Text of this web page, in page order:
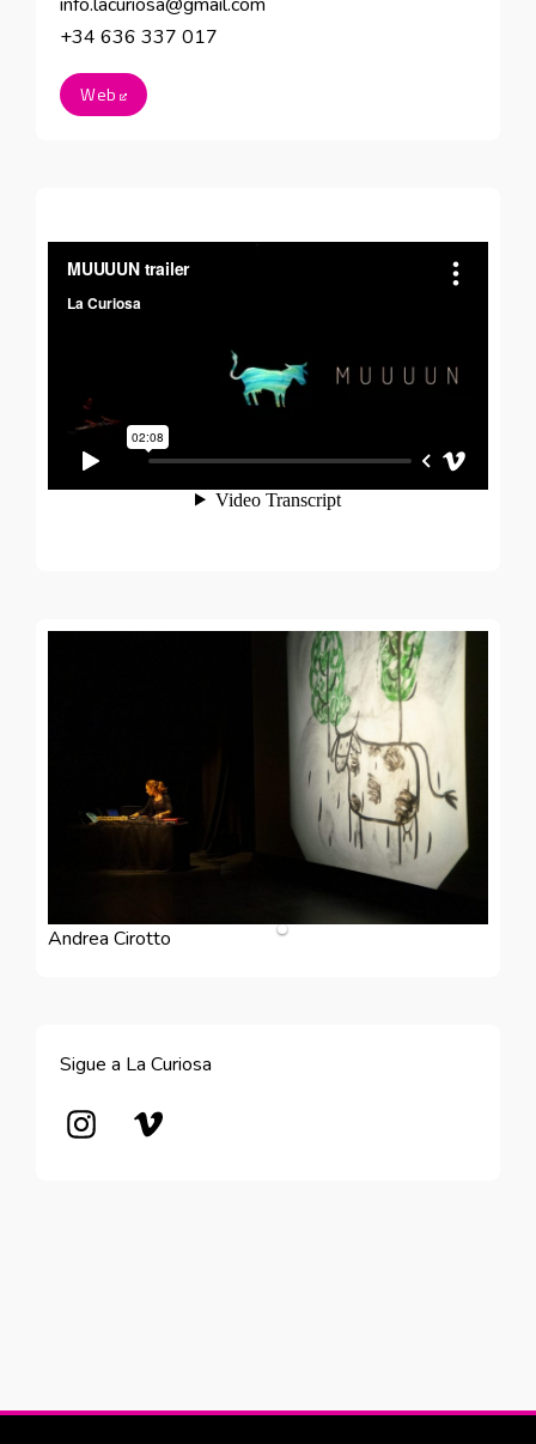
+34 636 337 017
Web Abre en nueva ventana
Andrea Cirotto
Sigue a La Curiosa
Abre en nueva ventana
Abre en nueva ventana